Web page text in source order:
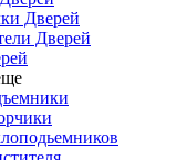
Дверей
Дверей